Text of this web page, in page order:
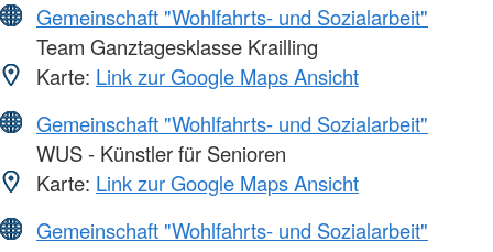
Gemeinschaft "Wohlfahrts- und Sozialarbeit"
Team Ganztagesklasse Krailling
Karte: Link zur Google Maps Ansicht
Gemeinschaft "Wohlfahrts- und Sozialarbeit"
WUS - Künstler für Senioren
Karte: Link zur Google Maps Ansicht
Gemeinschaft "Wohlfahrts- und Sozialarbeit"